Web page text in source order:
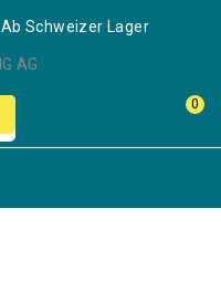
Ab Schweizer Lager
0